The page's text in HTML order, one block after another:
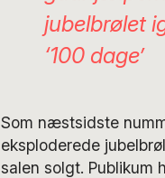
jubelbrølet
‘100 dage’
Som næstsidste
eksploderede
salen solgt. Publikum